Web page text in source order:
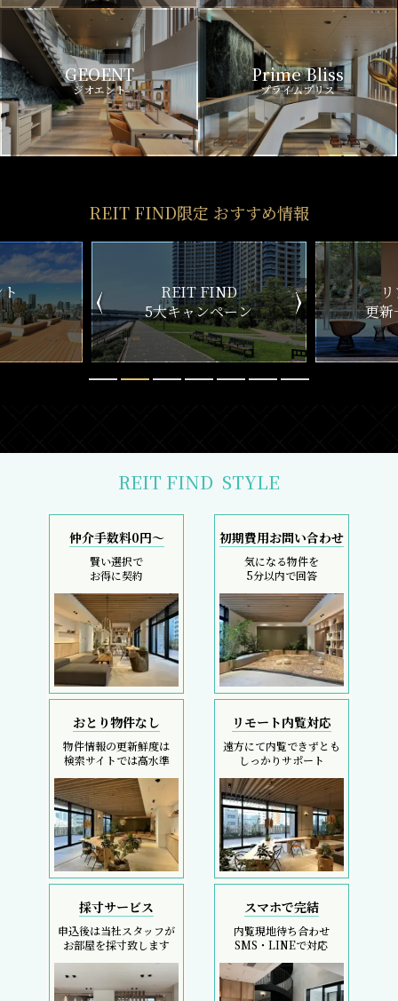
GEOENT
ジオエント
Prime Bliss
プライムブリス
REIT FIND限定 おすすめ情報
ン
リアルタイム
更新一覧チェック
新
REIT FIND STYLE
仲介手数料0円～
賢い選択で
お得に契約
初期費用お問い合わせ
気になる物件を
5分以内で回答
おとり物件なし
物件情報の更新鮮度は
検索サイトでは高水準
リモート内覧対応
遠方にて内覧できずとも
しっかりサポート
採寸サービス
申込後は当社スタッフが
お部屋を採寸致します
スマホで完結
内覧現地待ち合わせ
SMS・LINEで対応